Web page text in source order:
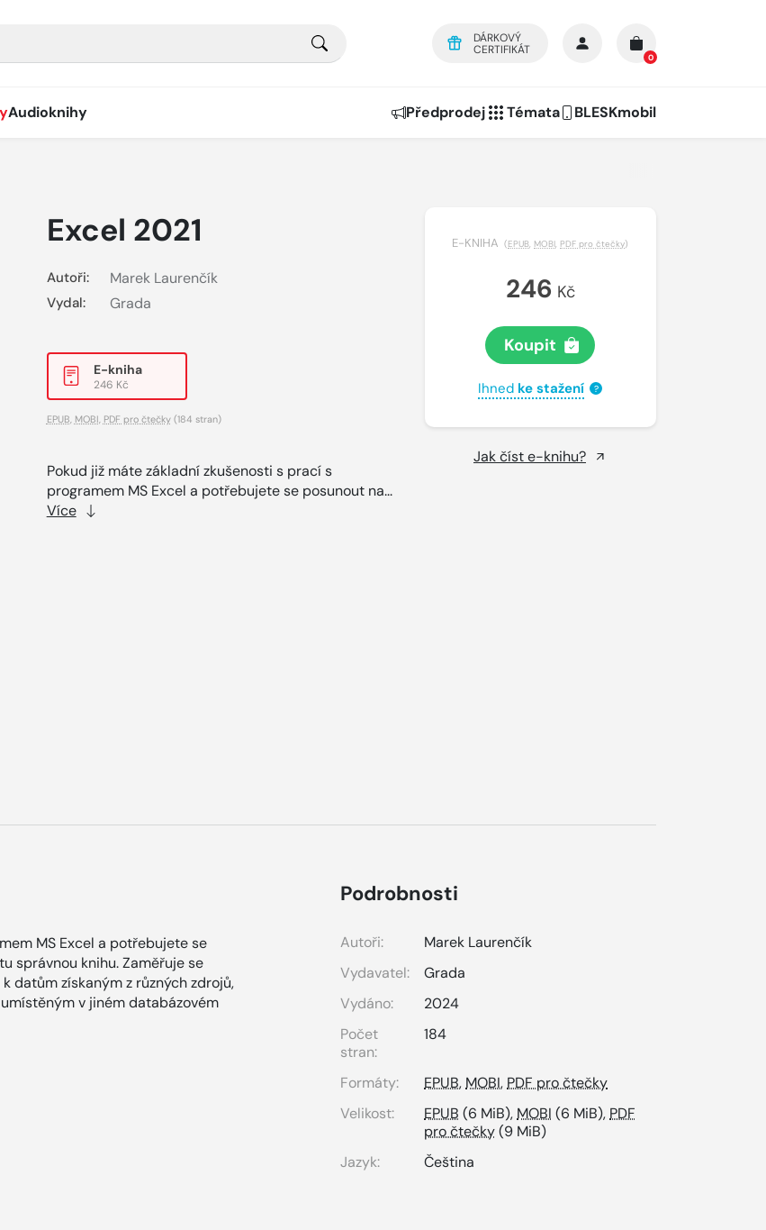
DÁRKOVÝ
CERTIFIKÁT
0
Audioknihy Předprodej Témata BLESKmobil
Excel 2021
Autoři: Marek Laurenčík
Vydal: Grada
E-kniha
246 Kč
EPUB MOBI PDF pro čtečky(184 stran)
Pokud již máte základní zkušenosti s prací s
programem MS Excel a potřebujete se posunout na...
Více
E-KNIHA (EPUB, MOBI, PDF pro čtečky)
246 Kč
Koupit
Ihned ke stažení ?
Jak číst e-knihu?
MS Excel a potřebujete se
správnou knihu. Zaměřuje se
datům získaným z různých zdrojů,
v jiném databázovém
Podrobnosti
Autoři:
Marek Laurenčík
Vydavatel:
Grada
Vydáno:
2024
Počet
stran:
184
Formáty: EPUB, MOBI, PDF pro čtečky
Velikost:
EPUB (6 MiB), MOBI (6 MiB), PDF
pro čtečky(9 MiB)
Jazyk:
Čeština